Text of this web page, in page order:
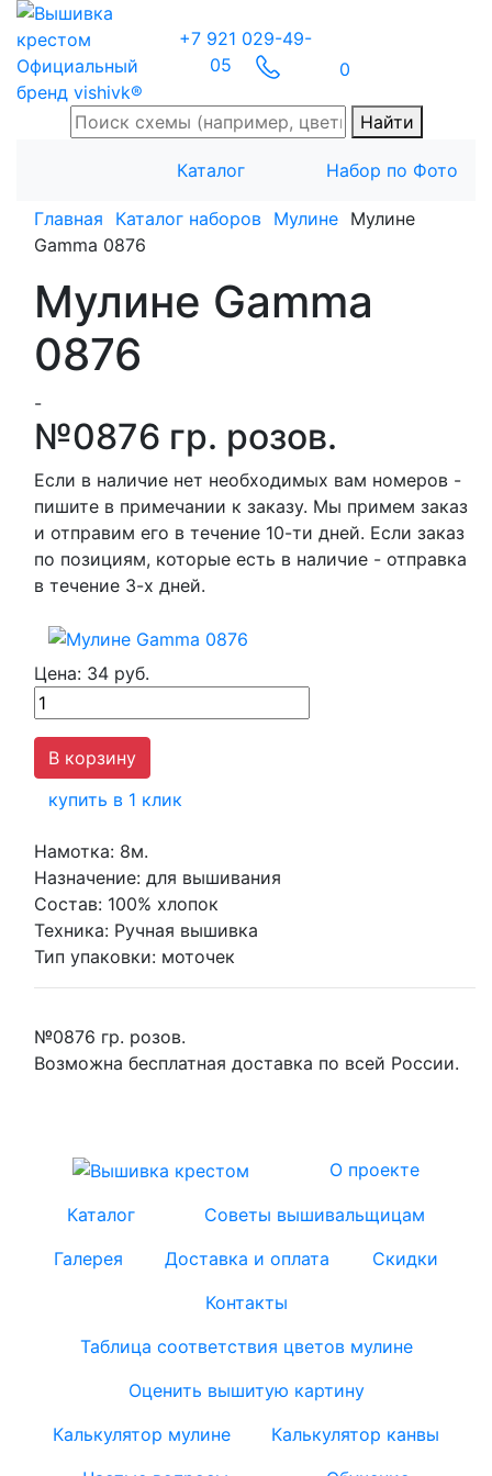
Официальный
бренд vishivk®
+7 921 029-49-
05
0
Найти
Каталог Набор по Фото
Главная Каталог наборов Мулине Мулине
Gamma 0876
Мулине Gamma
0876
-
№0876 гр. розов.
Если в наличие нет необходимых вам номеров -
пишите в примечании к заказу. Мы примем заказ
и отправим его в течение 10-ти дней. Если заказ
по позициям, которые есть в наличие - отправка
в течение 3-х дней.
Цена: 34 руб.
купить в 1 клик
Намотка: 8м.
Назначение: для вышивания
Состав: 100% хлопок
Техника: Ручная вышивка
Тип упаковки: моточек
№0876 гр. розов.
Возможна бесплатная доставка по всей России.
О проекте
Каталог
Советы вышивальщицам
Галерея
Доставка и оплата
Скидки
Контакты
Таблица соответствия цветов мулине
Оценить вышитую картину
Калькулятор мулине
Калькулятор канвы